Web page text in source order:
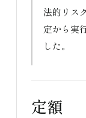
法的リス
定から実
した。
定額